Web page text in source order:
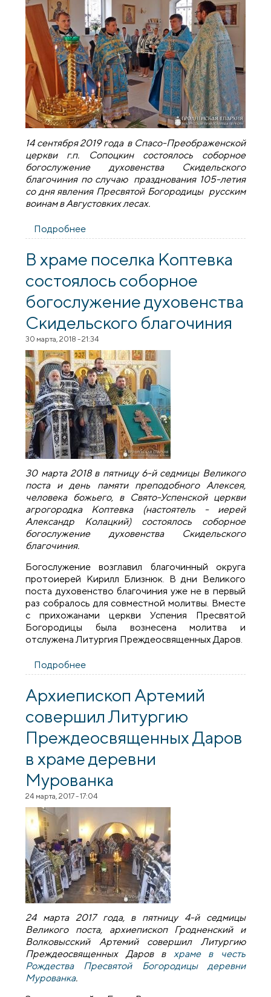
14 сентября 2019 года в Спасо-Преображенской
церкви г.п. Сопоцкин состоялось соборное
богослужение духовенства Скидельского
благочиния по случаю празднования 105-летия
со дня явления Пресвятой Богородицы русским
воинам в Августовких лесах.
Подробнее
состоялась соборная служба
духовенства Скидельского благочиния
В храме поселка Коптевка
состоялось соборное
богослужение духовенства
Скидельского благочиния
30 марта, 2018 - 21:34
30 марта 2018 в пятницу 6-й седмицы Великого
поста и день памяти преподобного Алексея,
человека божьего, в Свято-Успенской церкви
агрогородка Коптевка (настоятель - иерей
Александр Колацкий) состоялось соборное
богослужение духовенства Скидельского
благочиния.
Богослужение возглавил благочинный округа
протоиерей Кирилл Близнюк. В дни Великого
поста духовенство благочиния уже не в первый
раз собралось для совместной молитвы. Вместе
с прихожанами церкви Успения Пресвятой
Богородицы была вознесена молитва и
отслужена Литургия Преждеосвященных Даров.
Подробнее
соборное богослужение духовенства
Скидельского благочиния
Архиепископ Артемий
совершил Литургию
Преждеосвященных Даров
в храме деревни
Мурованка
24 марта, 2017 - 17:04
24 марта 2017 года, в пятницу 4-й седмицы
Великого поста, архиепископ Гродненский и
Волковысский Артемий совершил Литургию
Преждеосвященных Даров в храме в честь
Рождества Пресвятой Богородицы деревни
Мурованка.